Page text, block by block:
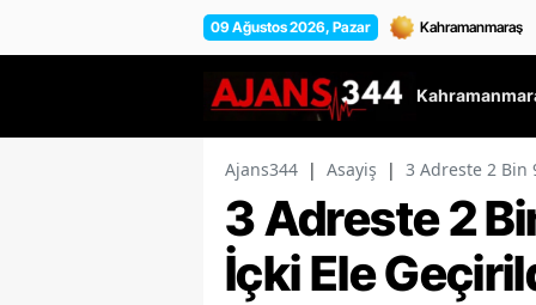
09 Ağustos 2026, Pazar
Ajans344 | Asayiş | 3 Adreste 2 Bin
3 Adreste 2
İçki Ele